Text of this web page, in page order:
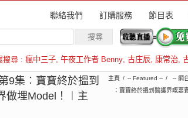
聯絡我們 訂購服務 節目表
搜尋 : 瘋中三子, 午夜工作者 Benny, 古庄辰, 康常治,
9集︰寶寶終於搵到
做埋Model！︱主
主頁 -- Featured -- -- 網
︰寶寶終於搵到醫護界嘅